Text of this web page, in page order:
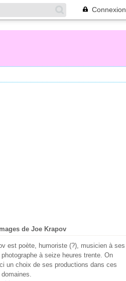
Connexion
de Joe Krapov
est poète, humoriste (?), musicien à ses
photographe à seize heures trente. On
un choix de ses productions dans ces